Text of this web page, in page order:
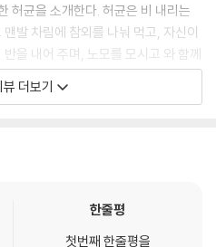
내게 이로울 것 같다. 잘하느니 못하
스러운 내 모습을 보지 않아도 되고,
않아도 되니 말이다. … 그저 숲에서
할 따름이지.
, 책을 열어 그분의 글을 읽어 본다.
춰 보고, 책을 열어 그분의 글을 읽어
가 될 것이다.
허균을 소개한다. 허균은 비 내리는
발 차림에 참외를 나눠 먹고, 자신이
을 내어 주며, 노모를 모시고 와 함께
문가의 자손이었던 허균은 자유분방
가졌지만, 당시 조선에선 ‘천지간의
었다. “인간을 사랑하고, 차별 없는
실천한 것이다. 뜻이 통하는 진정한
더보기
한줄평
첫번째 한줄평을